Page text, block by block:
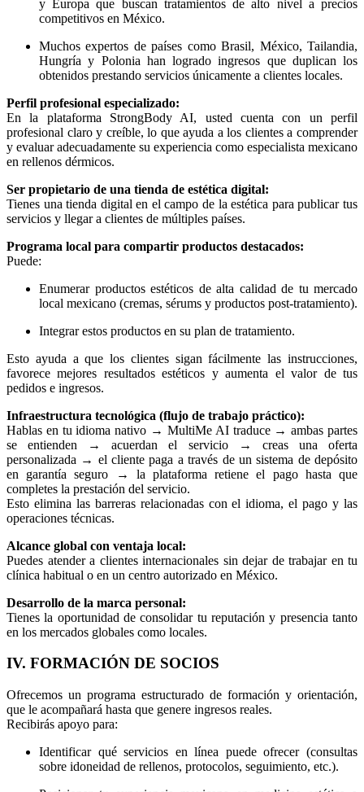
y Europa que buscan tratamientos de alto nivel a precios
competitivos en México.
Muchos expertos de países como Brasil, México, Tailandia,
Hungría y Polonia han logrado ingresos que duplican los
obtenidos prestando servicios únicamente a clientes locales.
Perfil profesional especializado:
En la plataforma StrongBody AI, usted cuenta con un perfil
profesional claro y creíble, lo que ayuda a los clientes a comprender
y evaluar adecuadamente su experiencia como especialista mexicano
en rellenos dérmicos.
Ser propietario de una tienda de estética digital:
Tienes una tienda digital en el campo de la estética para publicar tus
servicios y llegar a clientes de múltiples países.
Programa local para compartir productos destacados:
Puede:
Enumerar productos estéticos de alta calidad de tu mercado
local mexicano (cremas, sérums y productos post-tratamiento).
Integrar estos productos en su plan de tratamiento.
Esto ayuda a que los clientes sigan fácilmente las instrucciones,
favorece mejores resultados estéticos y aumenta el valor de tus
pedidos e ingresos.
Infraestructura tecnológica (flujo de trabajo práctico):
Hablas en tu idioma nativo → MultiMe AI traduce → ambas partes
se entienden → acuerdan el servicio → creas una oferta
personalizada → el cliente paga a través de un sistema de depósito
en garantía seguro → la plataforma retiene el pago hasta que
completes la prestación del servicio.
Esto elimina las barreras relacionadas con el idioma, el pago y las
operaciones técnicas.
Alcance global con ventaja local:
Puedes atender a clientes internacionales sin dejar de trabajar en tu
clínica habitual o en un centro autorizado en México.
Desarrollo de la marca personal:
Tienes la oportunidad de consolidar tu reputación y presencia tanto
en los mercados globales como locales.
IV. FORMACIÓN DE SOCIOS
Ofrecemos un programa estructurado de formación y orientación,
que le acompañará hasta que genere ingresos reales.
Recibirás apoyo para:
Identificar qué servicios en línea puede ofrecer (consultas
sobre idoneidad de rellenos, protocolos, seguimiento, etc.).